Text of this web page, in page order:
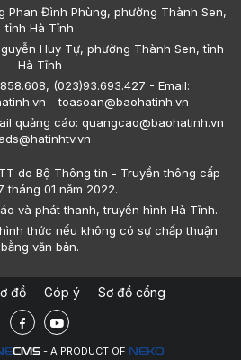
Phan Đình Phùng, phường Thành Sen,
tỉnh Hà Tĩnh
Huy Tự, phường Thành Sen, tỉnh
Hà Tĩnh
(023)93.693.427 - Email:
- toasoan@baohatinh.vn
quảng cáo: quangcao@baohatinh.vn
do Bộ Thông tin - Truyền thông cấp
tháng 01 năm 2022.
và phát thanh, truyền hình Hà Tĩnh.
thức nếu không có sự chấp thuận
bằng văn bản.
đồ Góp ý Sơ đồ cổng
CMS- A PRODUCT OF NEKO